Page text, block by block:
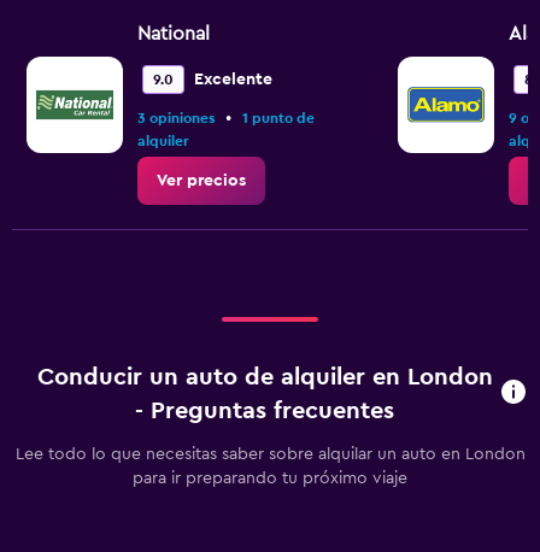
National
9.0 Excelente
3 opiniones •
1 punto de
alquiler
Ver precios
9
Conducir un auto de alquiler en London
- Preguntas frecuentes
Lee todo lo que necesitas saber sobre alquilar un auto en London
para ir preparando tu próximo viaje